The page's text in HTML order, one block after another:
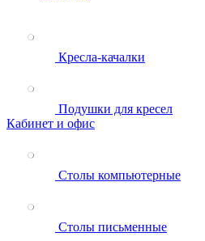
Кресла-качалки
Подушки для кресел
Кабинет и офис
Столы компьютерные
Столы письменные